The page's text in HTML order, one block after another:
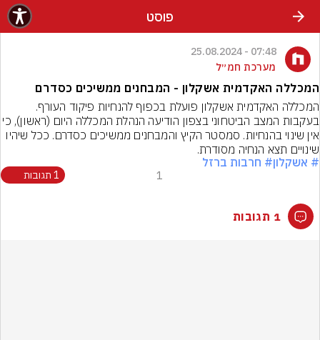
פוסט
07:48 - 25.08.2024
מערכת חמ״ל
המכללה האקדמית אשקלון - המבחנים ממשיכים כסדרם
שינויים תצא הנחיה מסודרת.
# אשקלון# חרבות ברזל
1 1 תגובות
1 תגובות